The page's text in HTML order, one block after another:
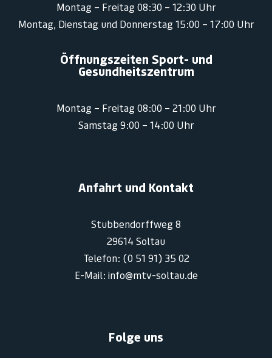
Montag – Freitag 08:30 – 12:30 Uhr
Montag, Dienstag und Donnerstag 15:00 – 17:00 Uhr
Öffnungszeiten Sport- und
Gesundheitszentrum
Montag – Freitag 08:00 – 21:00 Uhr
Samstag 9:00 – 14:00 Uhr
Anfahrt und Kontakt
Stubbendorffweg 8
29614 Soltau
Telefon: (0 51 91) 35 02
E-Mail: info@mtv-soltau.de
Folge uns